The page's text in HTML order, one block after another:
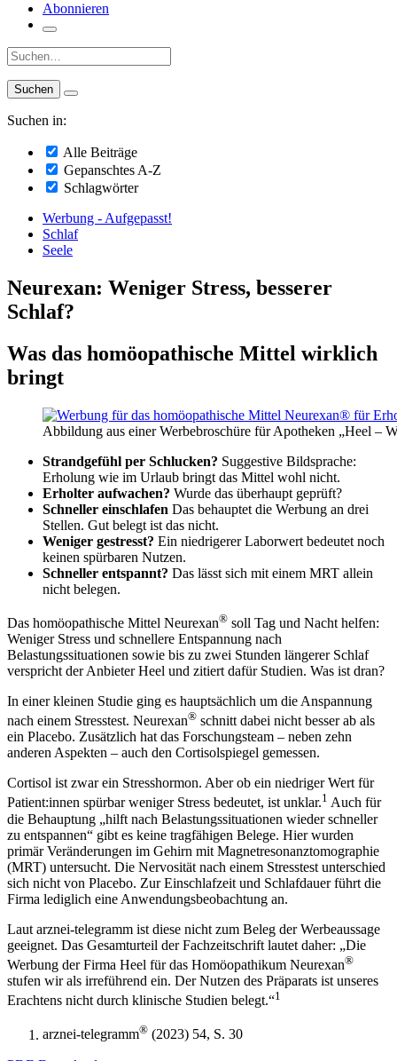
Abonnieren
Suche:
Suchen in:
Alle Beiträge
Gepanschtes A-Z
Schlagwörter
Werbung - Aufgepasst!
Schlaf
Seele
Neurexan: Weniger Stress, besserer
Schlaf?
Was das homöopathische Mittel wirklich
bringt
Abbildung aus einer Werbebroschüre für Apotheken „Heel –
Strandgefühl per Schlucken? Suggestive Bildsprache:
Erholung wie im Urlaub bringt das Mittel wohl nicht.
Erholter aufwachen? Wurde das überhaupt geprüft?
Schneller einschlafen Das behauptet die Werbung an drei
Stellen. Gut belegt ist das nicht.
Weniger gestresst? Ein niedrigerer Laborwert bedeutet noch
keinen spürbaren Nutzen.
Schneller entspannt? Das lässt sich mit einem MRT allein
nicht belegen.
Das homöopathische Mittel Neurexan® soll Tag und Nacht helfen:
Weniger Stress und schnellere Entspannung nach
Belastungssituationen sowie bis zu zwei Stunden längerer Schlaf
verspricht der Anbieter Heel und zitiert dafür Studien. Was ist dran?
In einer kleinen Studie ging es hauptsächlich um die Anspannung
nach einem Stresstest. Neurexan® schnitt dabei nicht besser ab als
ein Placebo. Zusätzlich hat das Forschungsteam – neben zehn
anderen Aspekten – auch den Cortisolspiegel gemessen.
Cortisol ist zwar ein Stresshormon. Aber ob ein niedriger Wert für
Patient:innen spürbar weniger Stress bedeutet, ist unklar.1 Auch für
die Behauptung „hilft nach Belastungssituationen wieder schneller
zu entspannen“ gibt es keine tragfähigen Belege. Hier wurden
primär Veränderungen im Gehirn mit Magnetresonanztomographie
(MRT) untersucht. Die Nervosität nach einem Stresstest unterschied
sich nicht von Placebo. Zur Einschlafzeit und Schlafdauer führt die
Firma lediglich eine Anwendungsbeobachtung an.
Laut arznei-telegramm ist diese nicht zum Beleg der Werbeaussage
geeignet. Das Gesamturteil der Fachzeitschrift lautet daher: „Die
Werbung der Firma Heel für das Homöopathikum Neurexan®
stufen wir als irreführend ein. Der Nutzen des Präparats ist unseres
Erachtens nicht durch klinische Studien belegt.“1
arznei-telegramm® (2023) 54, S. 30